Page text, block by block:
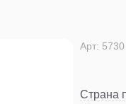
Арт: 5730
Страна